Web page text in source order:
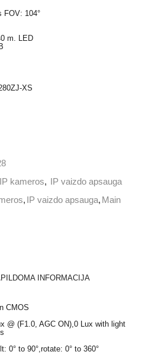
FOV: 104°
m. LED
XS
IP kameros,
IP vaizdo apsauga
, IP vaizdo apsauga, Main
INFORMACIJA
CMOS
@ (F1.0, AGC ON),0 Lux with light
0° to 90°,rotate: 0° to 360°